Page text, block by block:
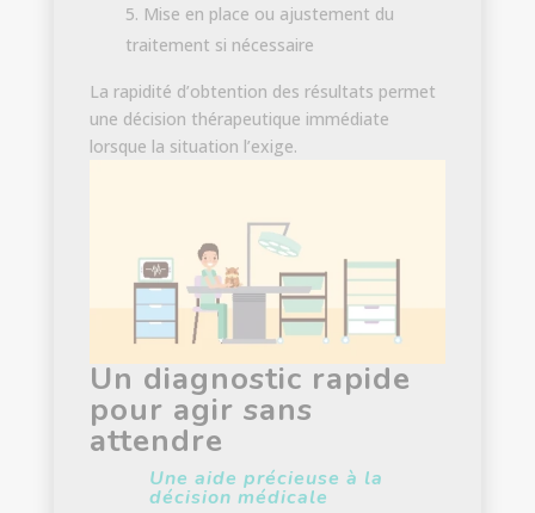
Mise en place ou ajustement du
traitement si nécessaire
La rapidité d’obtention des résultats permet
une décision thérapeutique immédiate
lorsque la situation l’exige.
Un diagnostic rapide
pour agir sans
attendre
Une aide précieuse à la
décision médicale